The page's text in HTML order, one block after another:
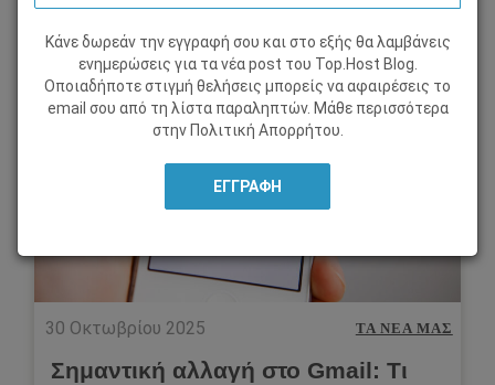
30 Οκτωβρίου 2025 ΤΑ ΝΈΑ ΜΑΣ
Σημαντική αλλαγή στο Gmail: Τι
Κάνε δωρεάν την εγγραφή σου και στο εξής θα λαμβάνεις
ενημερώσεις για τα νέα post του Τοp.Host Blog.
Οποιαδήποτε στιγμή θελήσεις μπορείς να αφαιρέσεις το
email σου από τη λίστα παραληπτών. Μάθε περισσότερα
στην Πολιτική Απορρήτου.